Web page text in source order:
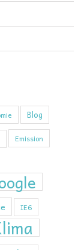
Blog
Emission
IE6